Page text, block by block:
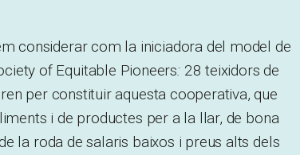
considerar com la iniciadora del model de
of Equitable Pioneers: 28 teixidors de
per constituir aquesta cooperativa, que
i de productes per a la llar, de bona
la roda de salaris baixos i preus alts dels